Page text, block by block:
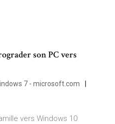
son PC vers
7 - microsoft.com
vers Windows 10